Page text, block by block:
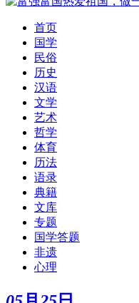
首页
国学
民俗
历史
汉语
文学
艺术
哲学
体育
历法
语录
典籍
文库
专题
国学答题
非遗
心理